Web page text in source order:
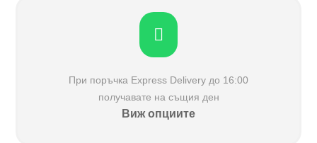
При поръчка Еxpress Delivery до 16:00
получавате на същия ден
Виж опциите